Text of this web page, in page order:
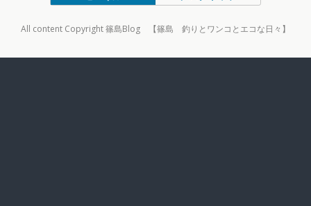
All content Copyright 篠島Blog 【篠島 釣りとワンコとエコな日々】